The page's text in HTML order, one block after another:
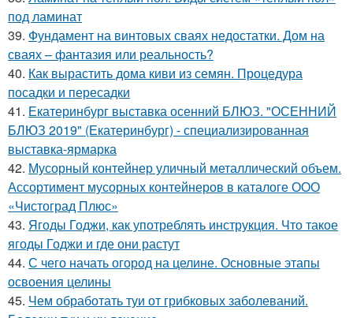
под ламинат
39. Фундамент на винтовых сваях недостатки. Дом на
сваях – фантазия или реальность?
40. Как вырастить дома киви из семян. Процедура
посадки и пересадки
41. Екатеринбург выставка осенний БЛЮЗ. "ОСЕННИЙ
БЛЮЗ 2019" (Екатеринбург) - специализированная
выставка-ярмарка
42. Мусорный контейнер уличный металлический объем.
Ассортимент мусорных контейнеров в каталоге ООО
«Чистоград Плюс»
43. Ягоды Годжи, как употреблять инструкция. Что такое
ягоды Годжи и где они растут
44. С чего начать огород на целине. Основные этапы
освоения целины
45. Чем обработать туи от грибковых заболеваний.